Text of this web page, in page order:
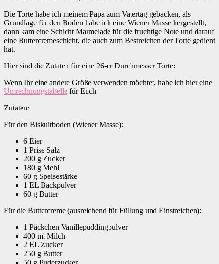
Die Torte habe ich meinem Papa zum Vatertag gebacken, als
Grundlage für den Boden habe ich eine Wiener Masse hergestellt,
dann kam eine Schicht Marmelade für die fruchtige Note und darauf
eine Buttercremeschicht, die auch zum Bestreichen der Torte gedient
hat.
Hier sind die Zutaten für eine 26-er Durchmesser Torte:
Wenn Ihr eine andere Größe verwenden möchtet, habe ich hier eine
Umrechnungstabelle für Euch
Zutaten:
Für den Biskuitboden (Wiener Masse):
6 Eier
1 Prise Salz
200 g Zucker
180 g Mehl
60 g Speisestärke
1 EL Backpulver
60 g Butter
Für die Buttercreme (ausreichend für Füllung und Einstreichen):
1 Päckchen Vanillepuddingpulver
400 ml Milch
2 EL Zucker
250 g Butter
50 g Puderzucker